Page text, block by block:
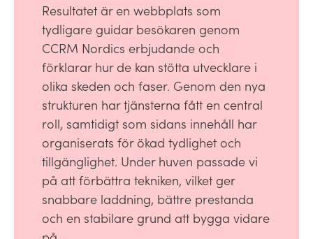
Resultatet är en webbplats som
tydligare guidar besökaren genom
CCRM Nordics erbjudande och
förklarar hur de kan stötta utvecklare i
olika skeden och faser. Genom den nya
strukturen har tjänsterna fått en central
roll, samtidigt som sidans innehåll har
organiserats för ökad tydlighet och
tillgänglighet. Under huven passade vi
på att förbättra tekniken, vilket ger
snabbare laddning, bättre prestanda
och en stabilare grund att bygga vidare